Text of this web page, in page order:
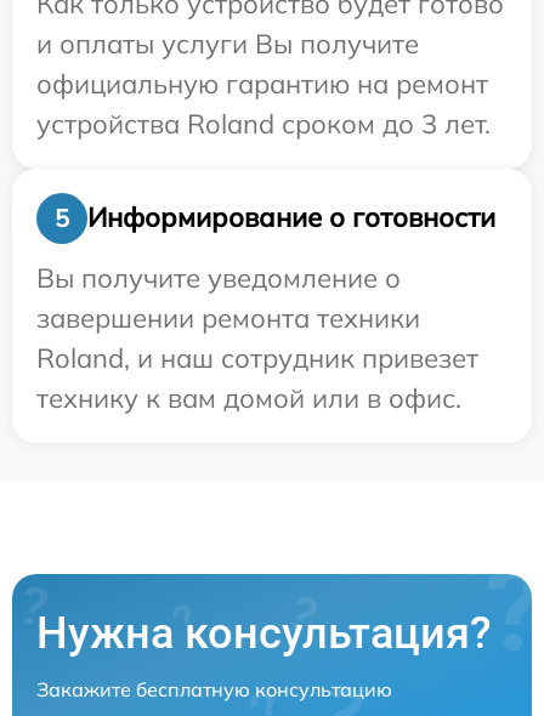
и оплаты услуги Вы получите
официальную гарантию на ремонт
устройства Roland сроком до 3 лет.
5
Информирование о готовности
Вы получите уведомление о
завершении ремонта техники
Roland, и наш сотрудник привезет
технику к вам домой или в офис.
Нужна консультация?
Закажите бесплатную консультацию